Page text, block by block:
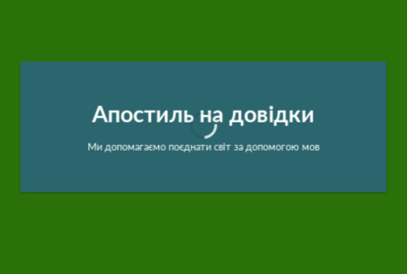
Апостиль на довідки
Ми допомагаємо поєднати світ за допомогою мов